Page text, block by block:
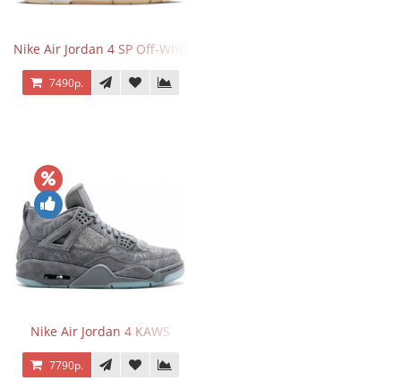
Nike Air Jordan 4 SP Off-White Sail
7490р.
Nike Air Jordan 4 KAWS
7790р.